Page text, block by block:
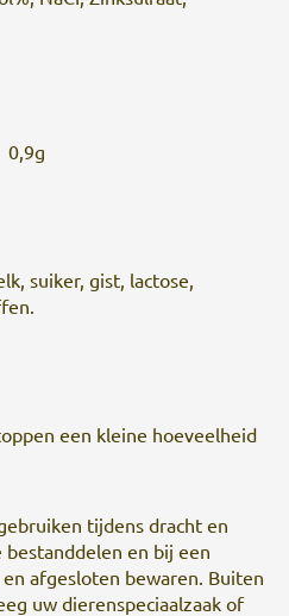
0,9g
suiker, gist, lactose,
een kleine hoeveelheid
tijdens dracht en
en bij een
afgesloten bewaren. Buiten
uw dierenspeciaalzaak of